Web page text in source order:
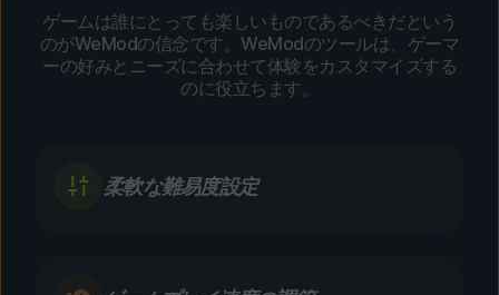
ゲームは誰にとっても楽しいものであるべきだという
のがWeModの信念です。WeModのツールは、ゲーマ
ーの好みとニーズに合わせて体験をカスタマイズする
のに役立ちます。
柔軟な難易度設定